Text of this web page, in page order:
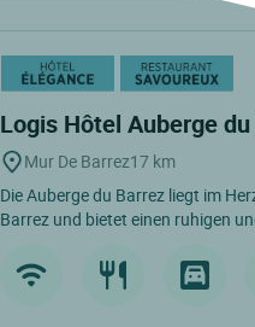
Logis Hôtel Auberge
Mur De Barrez17 km
Die Auberge du Barrez liegt im
Barrez und bietet einen ruhigen